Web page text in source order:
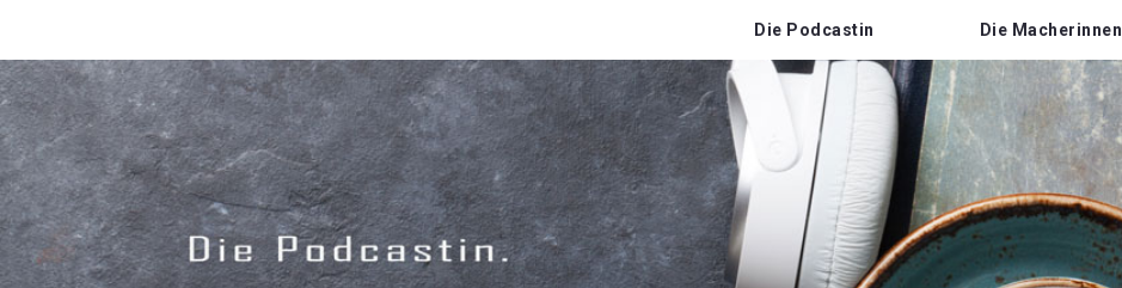
Die Podcastin Die Macherinnen